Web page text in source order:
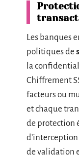
Les banques
politiques de
la
Chiffrement
facteurs ou
et chaque
de protection
d’interception
de validation